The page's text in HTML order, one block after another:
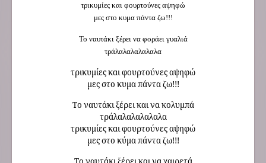
τρικυμίες και φουρτούνες αψηφώ
μες στο κυμα πάντα ζω!!!
Το ναυτάκι ξέρει να φοράει γυαλιά
τράλαλαλαλαλαλα
τρικυμίες και φουρτούνες αψηφώ
μες στο κυμα πάντα ζω!!!
Το ναυτάκι ξέρει και να κολυμπά
τράλαλαλαλαλαλα
τρικυμίες και φουρτούνες αψηφώ
μες στο κύμα πάντα ζω!!!